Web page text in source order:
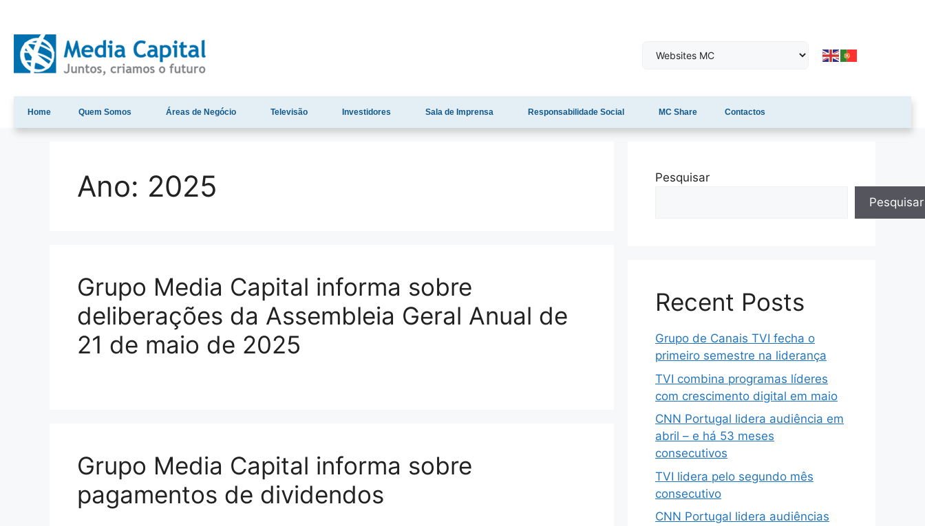
Home Quem Somos Áreas de Negócio Televisão Investidores Sala de Imprensa Responsabilidade Social MC Share Contactos
Ano: 2025
Grupo Media Capital informa sobre
deliberações da Assembleia Geral Anual de
21 de maio de 2025
Grupo Media Capital informa sobre
pagamentos de dividendos
Pesquisar
Pesquisar
Recent Posts
Grupo de Canais TVI fecha o
primeiro semestre na liderança
TVI combina programas líderes
com crescimento digital em maio
CNN Portugal lidera audiência em
abril – e há 53 meses
consecutivos
TVI lidera pelo segundo mês
consecutivo
CNN Portugal lidera audiências